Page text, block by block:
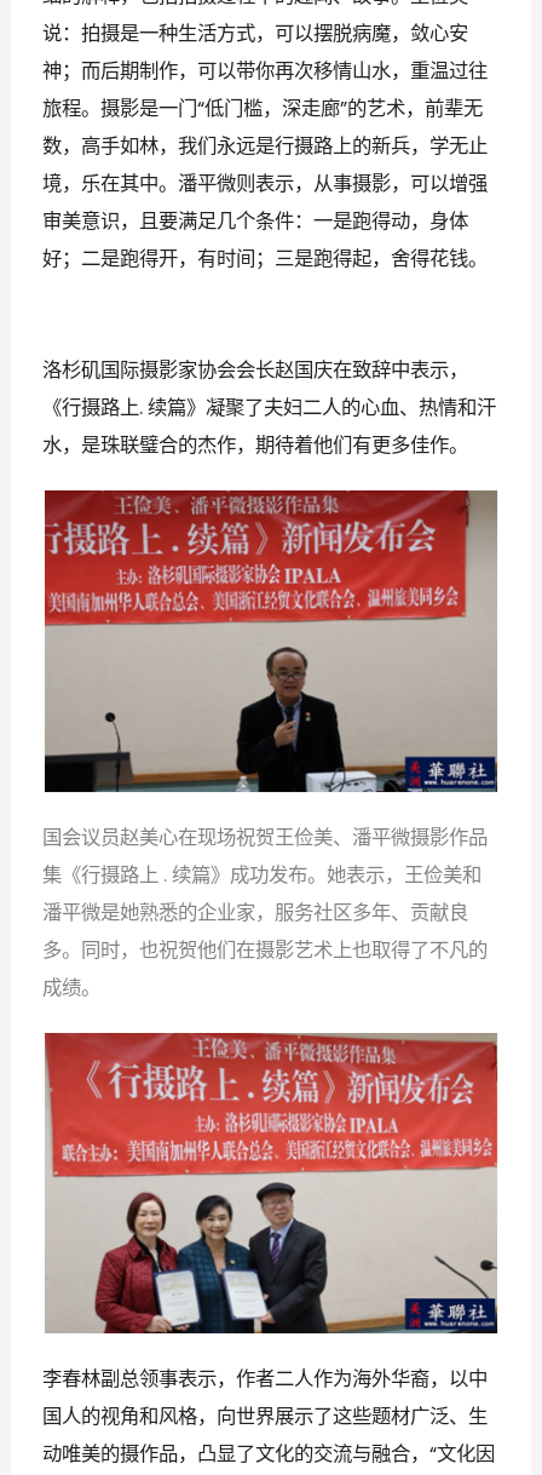
说：拍摄是一种生活方式，可以摆脱病魔，敛心安
神；而后期制作，可以带你再次移情山水，重温过往
旅程。摄影是一门“低门槛，深走廊”的艺术，前辈无
数，高手如林，我们永远是行摄路上的新兵，学无止
境，乐在其中。潘平微则表示，从事摄影，可以增强
审美意识，且要满足几个条件：一是跑得动，身体
好；二是跑得开，有时间；三是跑得起，舍得花钱。
洛杉矶国际摄影家协会会长赵国庆在致辞中表示，
《行摄路上.续篇》凝聚了夫妇二人的心血、热情和汗
水，是珠联璧合的杰作，期待着他们有更多佳作。
国会议员赵美心在现场祝贺王俭美、潘平微摄影作品
集《行摄路上 .续篇》成功发布。她表示，王俭美和
潘平微是她熟悉的企业家，服务社区多年、贡献良
多。同时，也祝贺他们在摄影艺术上也取得了不凡的
成绩。
李春林副总领事表示，作者二人作为海外华裔，以中
国人的视角和风格，向世界展示了这些题材广泛、生
动唯美的摄作品，凸显了文化的交流与融合，“文化因